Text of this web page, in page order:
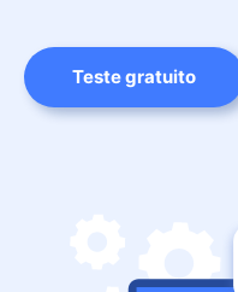
Teste gratuito